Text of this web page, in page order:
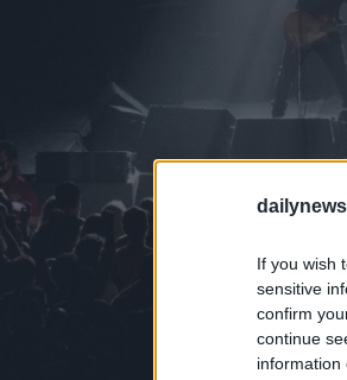
If you wish
sensitive
confirm
continue
information